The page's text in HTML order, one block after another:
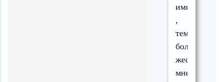
имя
,
тем
более
жестянщик
мне